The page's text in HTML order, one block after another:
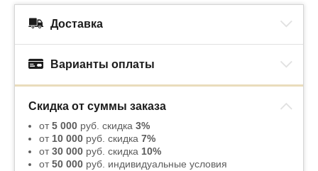
Доставка
Варианты оплаты
Скидка от суммы заказа
от5 000 руб. скидка 3%
от 10 000 руб. скидка 7%
от30 000 руб. скидка 10%
от50 000 руб. индивидуальные условия